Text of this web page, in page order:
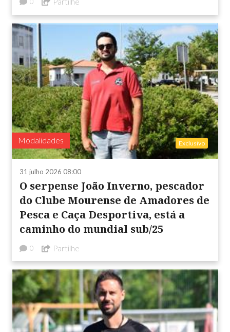
0
Modalidades Exclusivo
31 julho 2026 08:00
O serpense João Inverno, pescador
do Clube Mourense de Amadores de
Pesca e Caça Desportiva, está a
caminho do mundial sub/25
0 Partilhe